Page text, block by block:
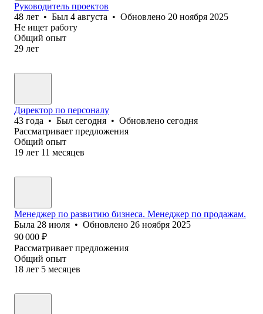
Руководитель проектов
48 лет • Был 4 августа • Обновлено 20 ноября 2025
Не ищет работу
Общий опыт
29 лет
Директор по персоналу
43 года • Был сегодня • Обновлено сегодня
Рассматривает предложения
Общий опыт
19 лет 11 месяцев
Менеджер по развитию бизнеса. Менеджер по продажам.
Была 28 июля • Обновлено 26 ноября 2025
90 000 ₽
Рассматривает предложения
Общий опыт
18 лет 5 месяцев